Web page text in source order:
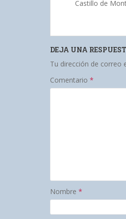
Castillo de
DEJA UNA
Tu dirección de correo
Comentario *
Nombre *